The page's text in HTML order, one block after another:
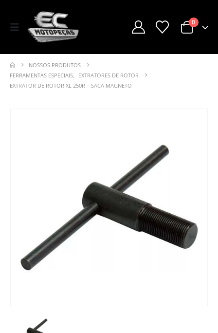
0
NOSSOS PRODUTOS
FERRAMENTAS ESPECIAIS,
EXTRATORES DE ROTOR
EXTRATOR DE ROTOR XL 250R – SACA MAGNETO